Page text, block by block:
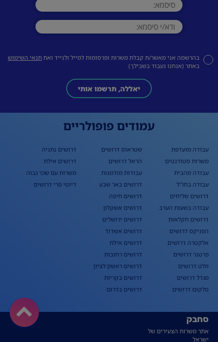
בהרשמה אני מאשר/ת קבלת משרות ופרסומות למייל ולנייד ואתתנאי השימוש
באתר (אנחנו נעבוד בשבילך)
יאללה, תרשמו אותי
עמודים פופולריים
עבודה מועדפת
משרות סטודנטים
עבודה מהבית
עבודה בחו"ל
דרושים שליחים
עבודה בשעות הערב
דרושים חקלאות
הפניקס דרושים
אלקטרה דרושים
פרטנר דרושים
וולט דרושים
מגדל דרושים
סלקום דרושים
שטראוס דרושים
הראל דרושים
עבודות מזדמנות
דרושים באר שבע
דרושים חיפה
דרושים אשקלון
דרושים ירושלים
דרושים אשדוד
דרושים אילת
דרושים רחובות
דרושים ראשון לציון
דרושים בקריות
דרושים בדרום
דרושים נתניה
דרושים אילת
משרות עם שכר גבוה
דיוטי פרי דרושים
סחבק
אתר משרות הצעירים של
ישראל